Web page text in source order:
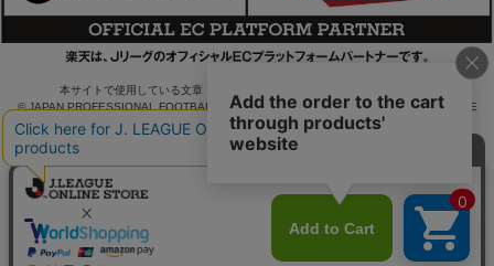
本サイトで使用している文章・画像等の無断での複製・転載を禁止します。
© JAPAN PROFESSIONAL FOOTBALL LEAGUE Rakuten Group, Inc. ALL RIGHTS RE
SERVED.